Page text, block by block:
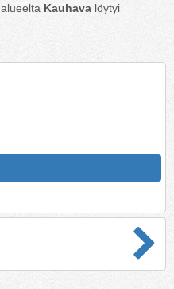
alueelta Kauhava löytyi